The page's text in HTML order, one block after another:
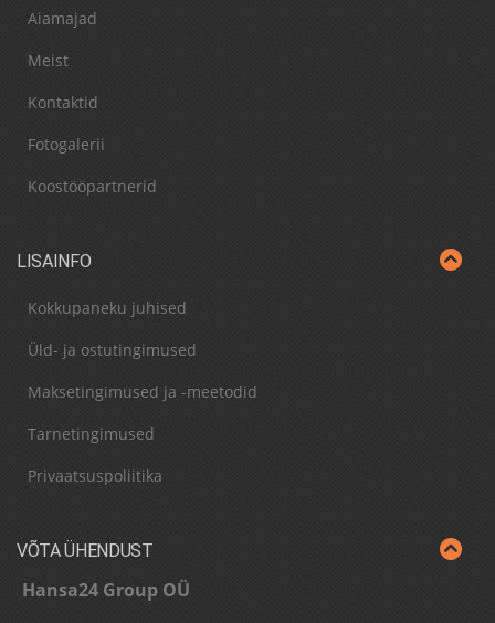
Aiamajad
Meist
Kontaktid
Fotogalerii
Koostööpartnerid
LISAINFO
Kokkupaneku juhised
Üld- ja ostutingimused
Maksetingimused ja -meetodid
Tarnetingimused
Privaatsuspoliitika
VÕTA ÜHENDUST
Hansa24 Group OÜ